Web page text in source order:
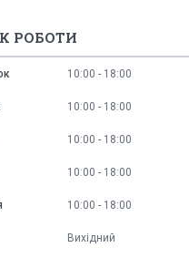
РОБОТИ
10:00 18:00
10:00 18:00
10:00 18:00
10:00 18:00
10:00 18:00
Вихідний